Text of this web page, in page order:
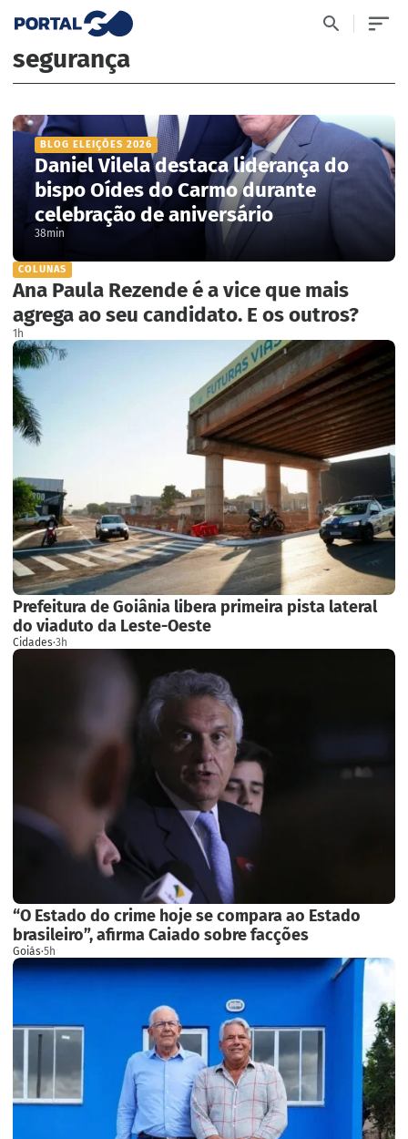
segurança
BLOG ELEIÇÕES 2026
Daniel Vilela destaca liderança do
bispo Oídes do Carmo durante
celebração de aniversário
38min
COLUNAS
Ana Paula Rezende é a vice que mais
agrega ao seu candidato. E os outros?
1h
Prefeitura de Goiânia libera primeira pista lateral
do viaduto da Leste-Oeste
Cidades·3h
“O Estado do crime hoje se compara ao Estado
brasileiro”, afirma Caiado sobre facções
Goiás·5h